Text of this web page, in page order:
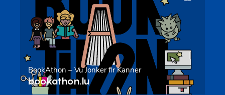
BookAthon – Vu Jonker fir Kanner
bookathon.lu